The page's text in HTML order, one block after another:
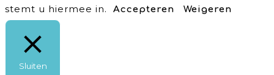
stemt u hiermee in.
Accepteren Weigeren
Sluiten